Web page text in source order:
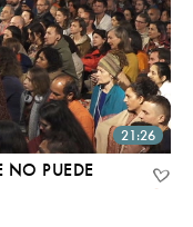
21:26
NO PUEDE